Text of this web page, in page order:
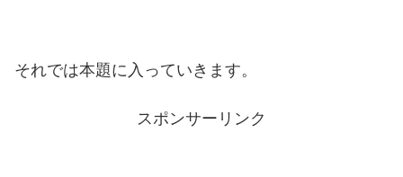
それでは本題に入っていきます。
スポンサーリンク